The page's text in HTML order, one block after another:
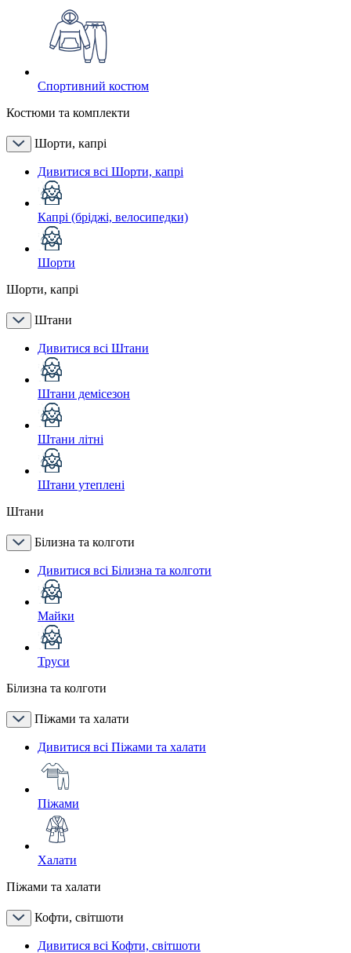
Спортивний костюм
Костюми та комплекти
Шорти, капрі
Дивитися всі Шорти, капрі
Капрі (бріджі, велосипедки)
Шорти
Шорти, капрі
Штани
Дивитися всі Штани
Штани демісезон
Штани літні
Штани утеплені
Штани
Білизна та колготи
Дивитися всі Білизна та колготи
Майки
Труси
Білизна та колготи
Піжами та халати
Дивитися всі Піжами та халати
Піжами
Халати
Піжами та халати
Кофти, світшоти
Дивитися всі Кофти, світшоти